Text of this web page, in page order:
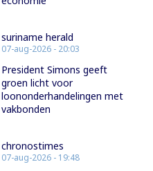
suriname herald
07-aug-2026 - 20:03
President Simons geeft
groen licht voor
loononderhandelingen met
vakbonden
chronostimes
07-aug-2026 - 19:48